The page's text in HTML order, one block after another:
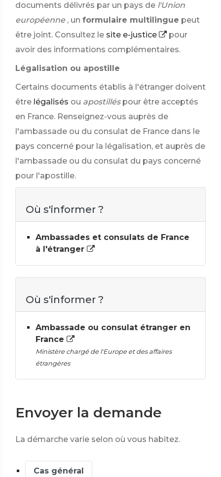
documents délivrés par un pays de l'Union
européenne , un formulaire multilingue peut
être joint. Consultez le site e-justice
pour
avoir des informations complémentaires.
Légalisation ou apostille
Certains documents établis à l'étranger doivent
être légalisés ou apostillés pour être acceptés
en France. Renseignez-vous auprès de
l'ambassade ou du consulat de France dans le
pays concerné pour la légalisation, et auprès de
l'ambassade ou du consulat du pays concerné
pour l'apostille.
Où s'informer ?
Ambassades et consulats de France
à l'étranger
Où s'informer ?
Ambassade ou consulat étranger en
France
Ministère chargé de l'Europe et des affaires
étrangères
Envoyer la demande
La démarche varie selon où vous habitez.
Cas général